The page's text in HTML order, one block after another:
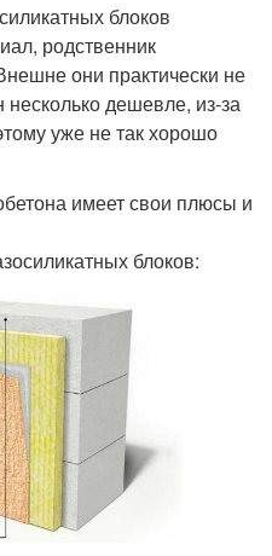
блоков
родственник
они практически не
несколько дешевле, из-за
уже не так хорошо
имеет свои плюсы и
блоков: